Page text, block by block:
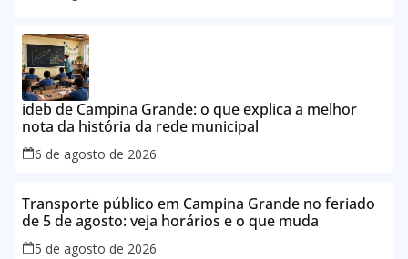
ideb de Campina Grande: o que explica a melhor
nota da história da rede municipal
6 de agosto de 2026
Transporte público em Campina Grande no feriado
de 5 de agosto: veja horários e o que muda
5 de agosto de 2026